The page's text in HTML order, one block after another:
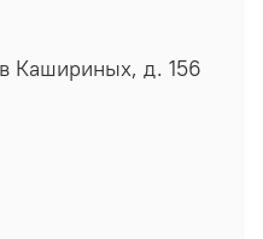
Кашириных, д. 156